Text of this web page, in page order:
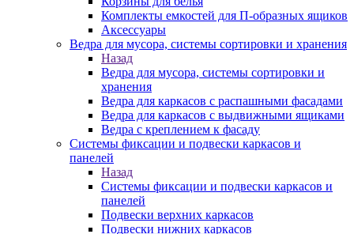
Комплекты емкостей для П-образных ящиков
Аксессуары
Ведра для мусора, системы сортировки и хранения
Назад
Ведра для мусора, системы сортировки и
хранения
Ведра для каркасов с распашными фасадами
Ведра для каркасов с выдвижными ящиками
Ведра с креплением к фасаду
Системы фиксации и подвески каркасов и
панелей
Назад
Системы фиксации и подвески каркасов и
панелей
Подвески верхних каркасов
Подвески нижних каркасов